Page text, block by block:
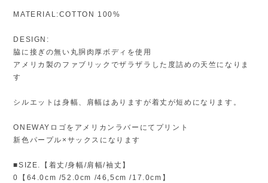
MATERIAL:COTTON 100%
DESIGN:
脇に接ぎの無い丸胴肉厚ボディを使用
アメリカ製のファブリックでザラザラした度詰めの天竺になりま
す
シルエットは身幅、肩幅はありますが着丈が短めになります。
ONEWAYロゴをアメリカンラバーにてプリント
新色パープル×サックスになります
■SIZE.【着丈/身幅/肩幅/袖丈】
0【64.0cm /52.0cm /46,5cm /17.0cm】